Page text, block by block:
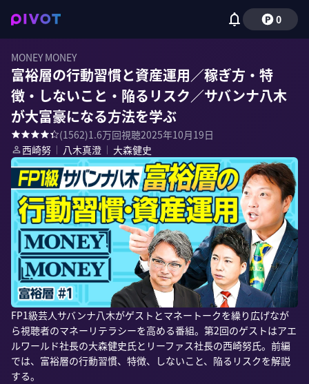
0
MONEY MONEY
富裕層の行動習慣と資産運用／稼ぎ方・特
徴・しないこと・陥るリスク／サバンナ八木
が大富豪になる方法を学ぶ
(1562)1.6万回視聴2025年10月19日
西崎努 ｜ 八木真澄 ｜ 大森健史
FP1級芸人サバンナ八木がゲストとマネートークを繰り広げなが
ら視聴者のマネーリテラシーを高める番組。第2回のゲストはアエ
ルワールド社長の大森健史氏とリーファス社長の西崎努氏。前編
では、富裕層の行動習慣、特徴、しないこと、陥るリスクを解説
する。